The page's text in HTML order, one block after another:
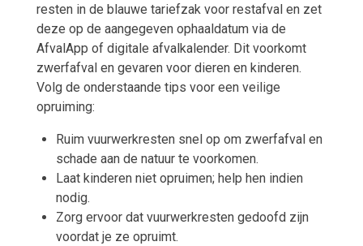
resten in de blauwe tariefzak voor restafval en zet
deze op de aangegeven ophaaldatum via de
AfvalApp of digitale afvalkalender. Dit voorkomt
zwerfafval en gevaren voor dieren en kinderen.
Volg de onderstaande tips voor een veilige
opruiming:
Ruim vuurwerkresten snel op om zwerfafval en
schade aan de natuur te voorkomen.
Laat kinderen niet opruimen; help hen indien
nodig.
Zorg ervoor dat vuurwerkresten gedoofd zijn
voordat je ze opruimt.